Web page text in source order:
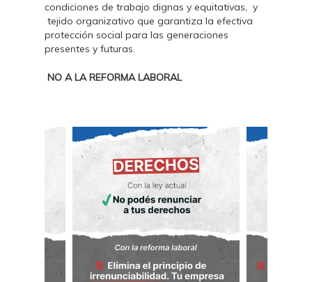
condiciones de trabajo dignas y equitativas, y
tejido organizativo que garantiza la efectiva
protección social para las generaciones
presentes y futuras.
NO A LA REFORMA LABORAL